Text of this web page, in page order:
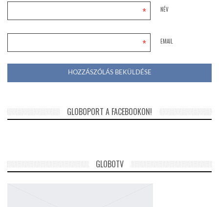
NÉV
*
EMAIL
*
GLOBOPORT A FACEBOOKON!
GLOBOTV